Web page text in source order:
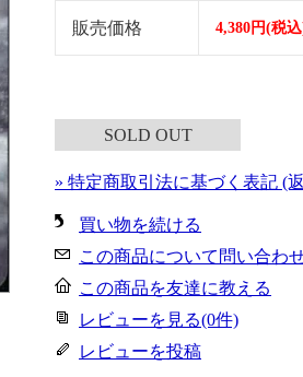
販売価格 4,380円(税
SOLD OUT
» 特定商取引法に基づく表記 (
買い物を続ける
この商品について問い合わ
この商品を友達に教える
レビューを見る(0件)
レビューを投稿